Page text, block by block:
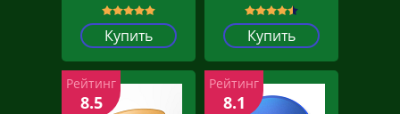
Купить Купить
Рейтинг
8.5
Рейтинг
8.1